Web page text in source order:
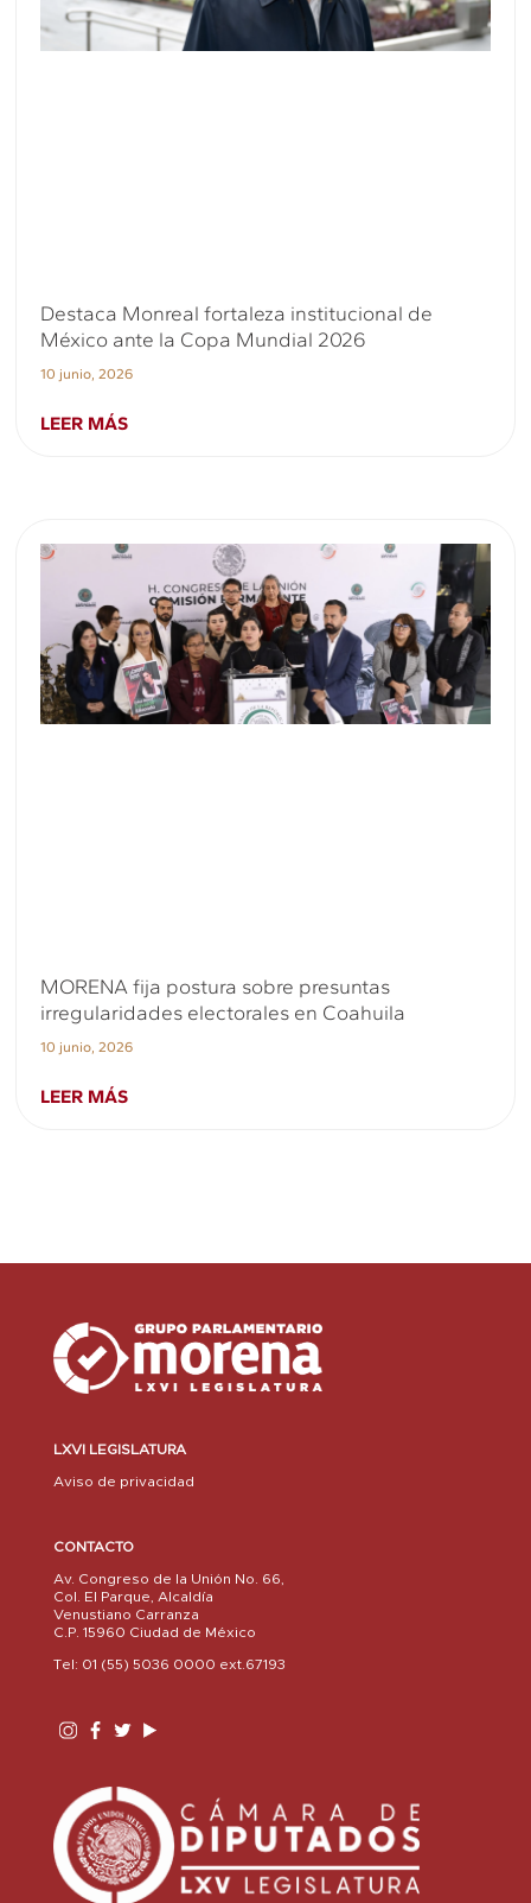
Destaca Monreal fortaleza institucional de
México ante la Copa Mundial 2026
10 junio, 2026
LEER MÁS
MORENA fija postura sobre presuntas
irregularidades electorales en Coahuila
10 junio, 2026
LEER MÁS
LXVI LEGISLATURA
Aviso de privacidad
CONTACTO
Av. Congreso de la Unión No. 66,
Col. El Parque, Alcaldía
Venustiano Carranza
C.P. 15960 Ciudad de México
Tel: 01 (55) 5036 0000 ext.67193